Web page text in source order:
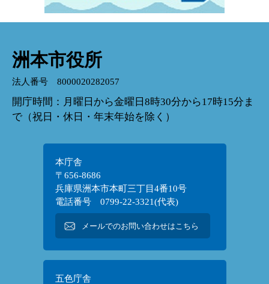
洲本市役所
法人番号 8000020282057
開庁時間：月曜日から金曜日8時30分から17時15分ま
で（祝日・休日・年末年始を除く）
本庁舎
〒656-8686
兵庫県洲本市本町三丁目4番10号
電話番号 0799-22-3321(代表)
メールでのお問い合わせはこちら
五色庁舎